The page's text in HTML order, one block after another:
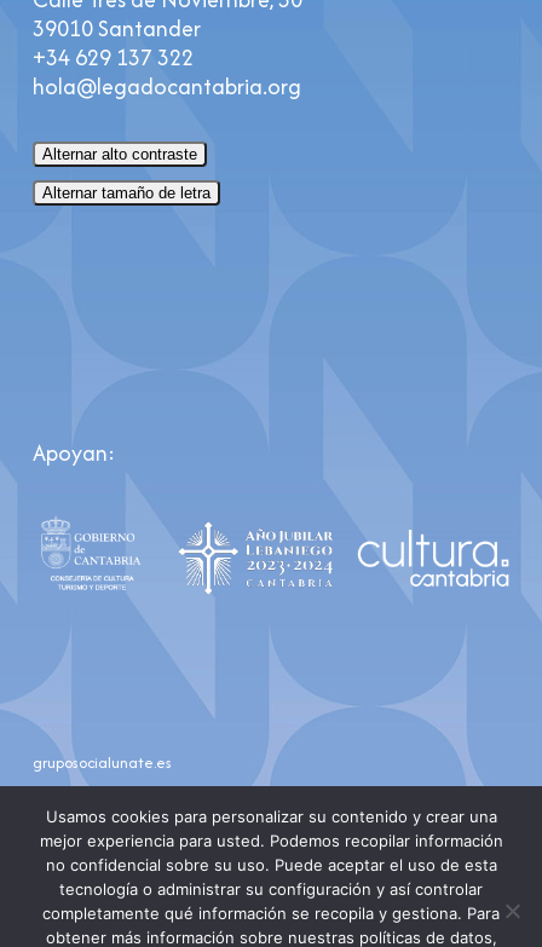
39010 Santander
+34 629 137 322
hola@legadocantabria.org
Alternar alto contraste
Alternar tamaño de letra
Apoyan:
gruposocialunate.es
youtubeinstagram
Usamos cookies para personalizar su contenido y crear una
mejor experiencia para usted. Podemos recopilar información
no confidencial sobre su uso. Puede aceptar el uso de esta
tecnología o administrar su configuración y así controlar
completamente qué información se recopila y gestiona. Para
obtener más información sobre nuestras políticas de datos,